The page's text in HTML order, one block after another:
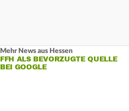
Mehr News aus Hessen
FFH ALS BEVORZUGTE QUELLE
BEI GOOGLE